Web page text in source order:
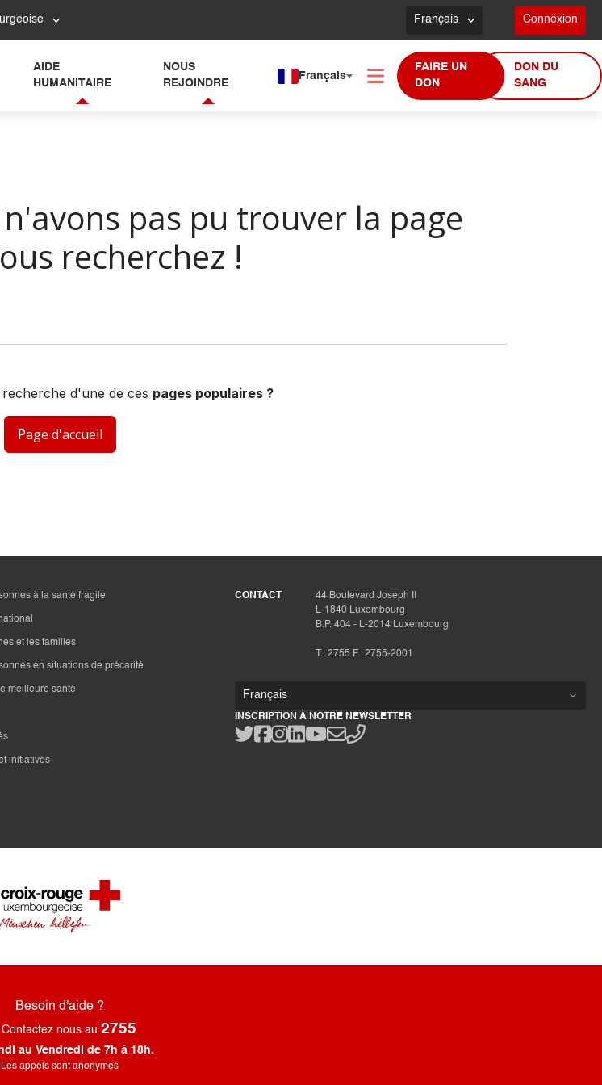
Français Connexion
AIDE
HUMANITAIRE
NOUS
REJOINDRE
Français
FAIRE UN
DON
DON DU
SANG
pas pu trouver la page
recherchez !
d'une de ces pages populaires ?
Page d'accueil
à la santé fragile
et les familles
en situations de précarité
meilleure santé
CONTACT
44 Boulevard Joseph II
L-1840 Luxembourg
B.P. 404 - L-2014 Luxembourg
T.: 2755 F.: 2755-2001
initiatives
INSCRIPTION À NOTRE NEWSLETTER
Besoin d'aide ?
Contactez nous au 2755
au Vendredi de 7h à 18h.
Les appels sont anonymes